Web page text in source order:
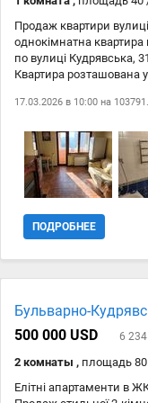
оточення: тип двору:
Продаж квартири
однокімнатна
по вулиці Кудрявська,
Квартира розташована
знаходяться Пейзажна
транспортна
Цегляний;
Централізоване;
Комунікації: Газ;
Бювет, Ресторан, кафе,
Відділення банку,
17.03.2026 в 10:00 на
ПОДРОБНЕЕ
Бульварно-
500 000 USD
6
2 комнаты , площадь
Елітні апартаменти в